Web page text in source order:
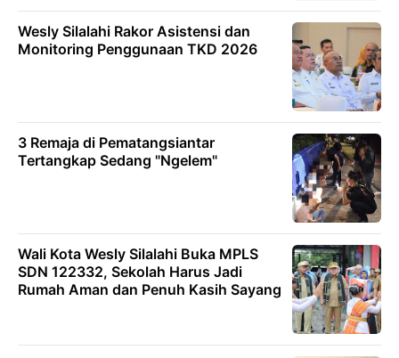
Wesly Silalahi Rakor Asistensi dan
Monitoring Penggunaan TKD 2026
3 Remaja di Pematangsiantar
Tertangkap Sedang "Ngelem"
Wali Kota Wesly Silalahi Buka MPLS
SDN 122332, Sekolah Harus Jadi
Rumah Aman dan Penuh Kasih Sayang